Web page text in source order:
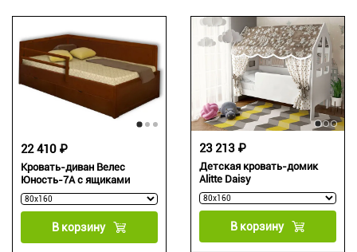
Кровать-диван Велес
Юность-7А с ящиками
22 410 ₽
В корзину
Детская кровать-домик
Alitte Daisy
23 213 ₽
В корзину